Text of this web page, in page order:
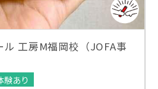
ル 工房M福岡校（JOFA事
験あり